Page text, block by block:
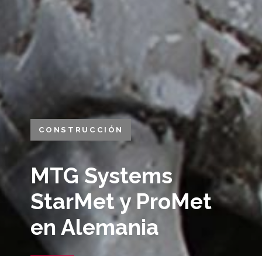
CONSTRUCCIÓN
MTG Systems
StarMet y ProMet
en Alemania